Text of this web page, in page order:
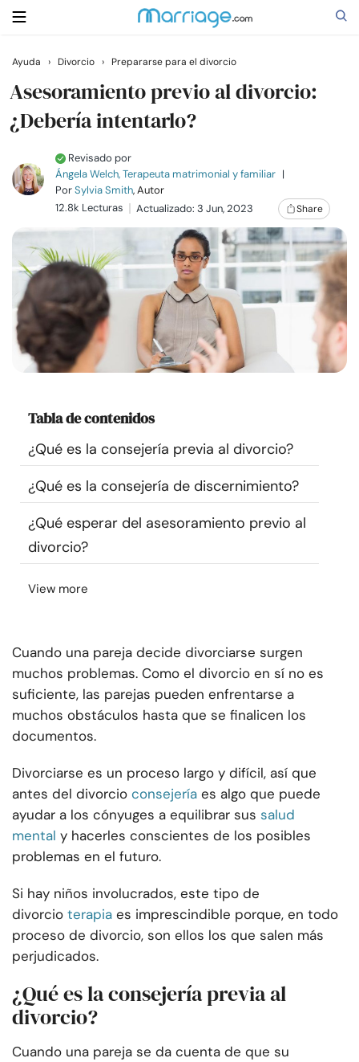
Buscar
Relaciones
Familia
Ayuda
Cursos
Recursos
Comunidad
Encuentra un terapeuta
Ayuda › Divorcio › Prepararse para el divorcio
Asesoramiento previo al divorcio:
¿Debería intentarlo?
Revisado por
Ángela Welch, Terapeuta matrimonial y familiar |
PorSylvia Smith, Autor
12.8k Lecturas
Actualizado: 3 Jun, 2023 Share
Tabla de contenidos
¿Qué es la consejería previa al divorcio?
¿Qué es la consejería de discernimiento?
¿Qué esperar del asesoramiento previo al
divorcio?
View more
Cuando una pareja decide divorciarse surgen
muchos problemas. Como el divorcio en sí no es
suficiente, las parejas pueden enfrentarse a
muchos obstáculos hasta que se finalicen los
documentos.
Divorciarse es un proceso largo y difícil, así que
antes del divorcio consejería es algo que puede
ayudar a los cónyuges a equilibrar sus salud
mental y hacerles conscientes de los posibles
problemas en el futuro.
Si hay niños involucrados, este tipo de
divorcio terapia es imprescindible porque, en todo
proceso de divorcio, son ellos los que salen más
perjudicados.
¿Qué es la consejería previa al
divorcio?
Cuando una pareja se da cuenta de que su